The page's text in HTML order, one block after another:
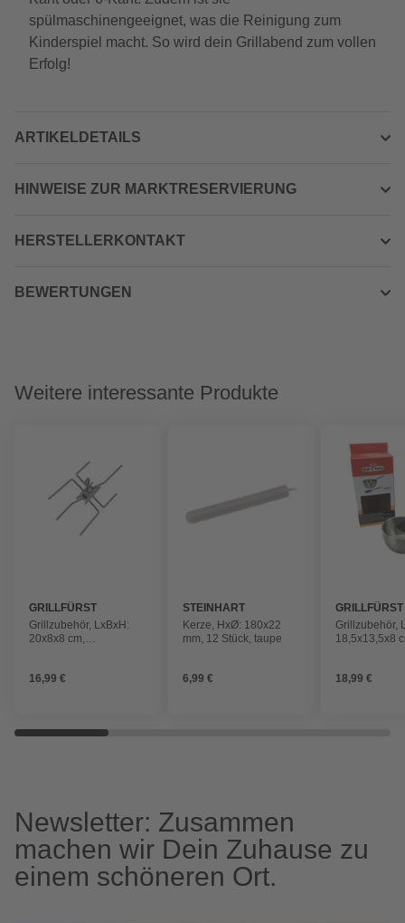
spülmaschinengeeignet, was die Reinigung zum
Kinderspiel macht. So wird dein Grillabend zum vollen
Erfolg!
ARTIKELDETAILS
HINWEISE ZUR MARKTRESERVIERUNG
HERSTELLERKONTAKT
BEWERTUNGEN
Weitere interessante Produkte
GRILLFÜRST
Grillzubehör, LxBxH:
20x8x8 cm,
16,99 €
STEINHART
Kerze, HxØ: 180x22
mm, 12 Stück, taupe
6,99 €
GRILLFÜRST
Grillzubehör,
18,5x13,5x8
18,99 €
Newsletter: Zusammen
machen wir Dein Zuhause zu
einem schöneren Ort.